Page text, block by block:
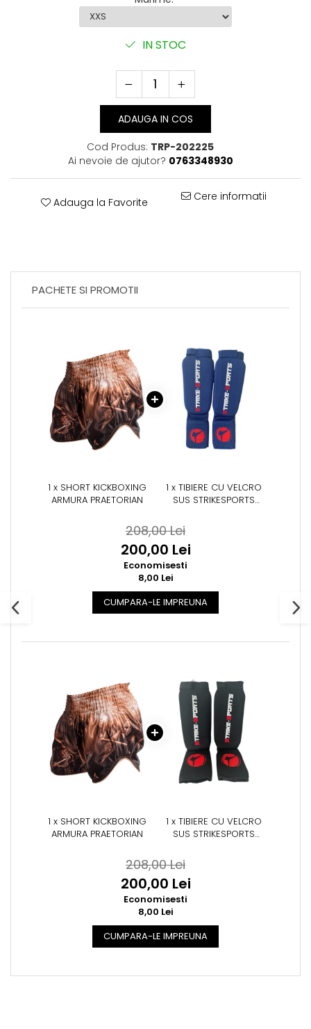
Perne Antebrat/Pao
Manechini Arte Martiale
Sorturi Kickboxing / MMA
Bluze / Hanorace/Geci
Echipament compresie
Proteze/Protectii dentare
Accesorii Lupte/Wrestling
Suprafete de lupta/Dotari sala
Suprafete de Lupta/Antrenament
Proteine & Aminoacizi
Suplimente pt Masa Musculara
PRE-Workout
Ardere/Slabire
Medicina Sportiva/Recuperare
IN STOC
ADAUGA IN COS
Cod Produs: TRP-202225
Ai nevoie de ajutor? 0763348930
Adauga la Favorite Cere informatii
PACHETE SI PROMOTII
1 x SHORT KICKBOXING
ARMURA PRAETORIAN
1 x TIBIERE CU VELCRO
SUS STRIKESPORTS
208,00 Lei
200,00 Lei
Economisesti
8,00 Lei
CUMPARA-LE IMPREUNA
1 x SHORT KICKBOXING
ARMURA PRAETORIAN
1 x TIBIERE CU VELCRO
SUS STRIKESPORTS
208,00 Lei
200,00 Lei
Economisesti
8,00 Lei
CUMPARA-LE IMPREUNA